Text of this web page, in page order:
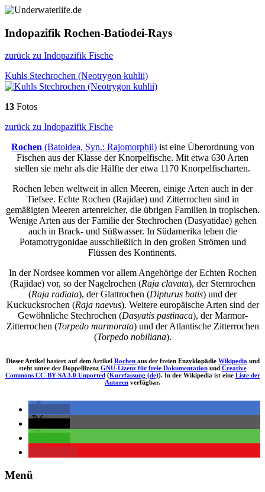
Indopazifik Rochen-Batiodei-Rays
zurück zu Indopazifik Fische
Kuhls Stechrochen (Neotrygon kuhlii)
13 Fotos
zurück zu Indopazifik Fische
Rochen(Batoidea, Syn.: Rajomorphii)ist eine Überordnung von
Fischen aus der Klasse der Knorpelfische. Mit etwa 630 Arten
stellen sie mehr als die Hälfte der etwa 1170 Knorpelfischarten.
Rochen leben weltweit in allen Meeren, einige Arten auch in der
Tiefsee. Echte Rochen (Rajidae) und Zitterrochen sind in
gemäßigten Meeren artenreicher, die übrigen Familien in tropischen.
Wenige Arten aus der Familie der Stechrochen (Dasyatidae) gehen
auch in Brack- und Süßwasser. In Südamerika leben die
Potamotrygonidae ausschließlich in den großen Strömen und
Flüssen des Kontinents.
In der Nordsee kommen vor allem Angehörige der Echten Rochen
(Rajidae) vor, so der Nagelrochen (Raja clavata), der Sternrochen
(Raja radiata), der Glattrochen (Dipturus batis) und der
Kuckucksrochen (Raja naevus). Weitere europäische Arten sind der
Gewöhnliche Stechrochen (Dasyatis pastinaca), der Marmor-
Zitterrochen (Torpedo marmorata) und der Atlantische Zitterrochen
(Torpedo nobiliana).
Dieser Artikel basiert auf dem Artikel Rochen aus der freien Enzyklopädie Wikipediaund
steht unter der Doppellizenz GNU-Lizenz für freie Dokumentationund Creative
Commons CC-BY-SA 3.0 Unported(Kurzfassung (de)). In der Wikipedia ist eine Liste der
Autoren verfügbar.
Menü